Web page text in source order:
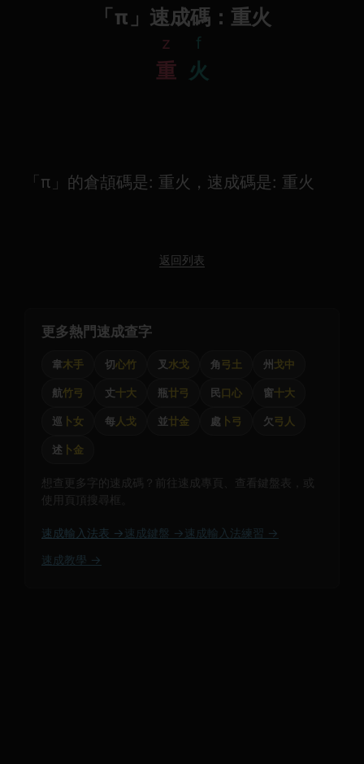
「π」速成碼：重火
z
重
f
火
「π」的倉頡碼是: 重火，速成碼是: 重火
返回列表
更多熱門速成查字
韋木手 切心竹 叉 水戈 角弓土 州 戈中
航竹弓 丈十大 瓶廿弓 民口心 窗十大
巡 卜女 每人戈 並廿金 處 卜弓 欠弓人
述 卜金
想查更多字的速成碼？前往速成專頁、查看鍵盤表，或
使用頁頂搜尋框。
速成輸入法表 → 速成鍵盤 → 速成輸入法練習 →
速成教學 →